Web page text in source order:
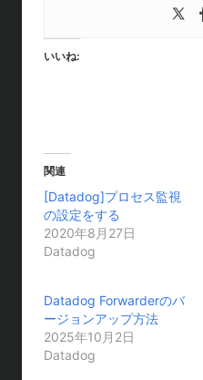
いいね:
関連
[Datadog]プロセス監視
の設定をする
2020年8月27日
Datadog
Datadog Forwarderのバ
ージョンアップ方法
2025年10月2日
Datadog